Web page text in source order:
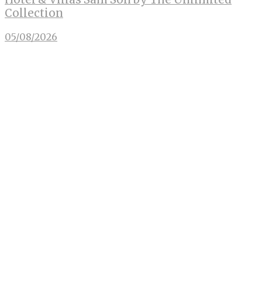
Collection
05/08/2026